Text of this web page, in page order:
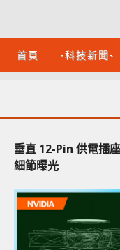
首頁 -科技新聞-
垂直 12-Pin 供電插
細節曝光